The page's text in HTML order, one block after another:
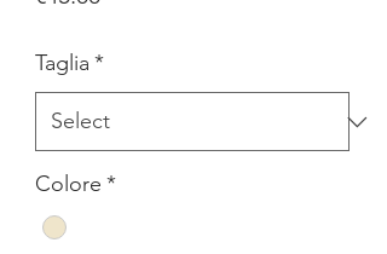
Taglia *
Colore *